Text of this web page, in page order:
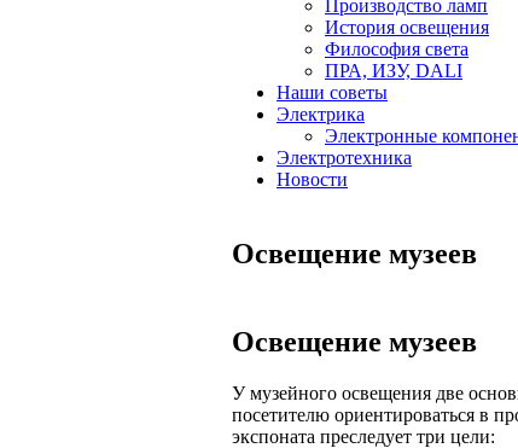
Производство ламп
История освещения
Философия света
ПРА, ИЗУ, DALI
Наши советы
Электрика
Электронные
Электротехника
Новости
Освещение музеев
Освещение музеев
У музейного освещения две
посетителю ориентироваться в
экспоната преследует три цели: